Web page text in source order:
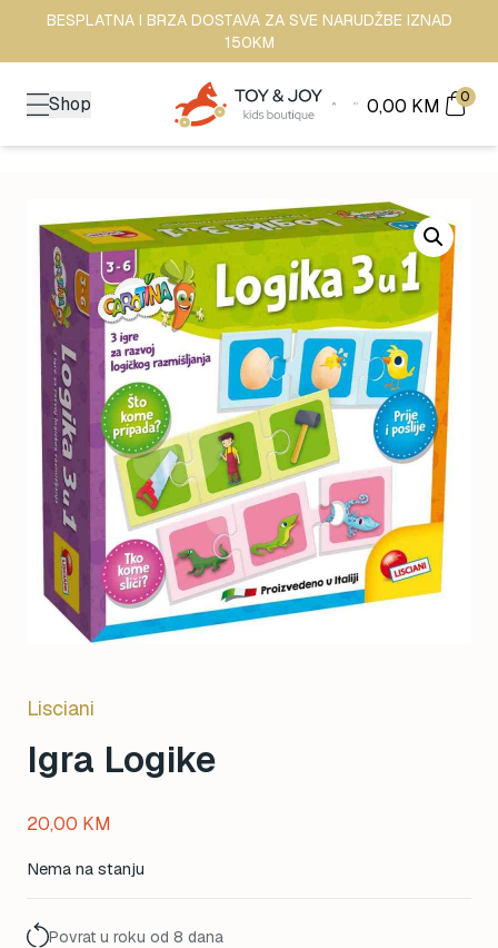
BESPLATNA I BRZA DOSTAVA ZA SVE NARUDŽBE IZNAD
150KM
Shop 0,00 KM 0
Lisciani
Igra Logike
20,00 KM
Nema na stanju
Povrat u roku od 8 dana